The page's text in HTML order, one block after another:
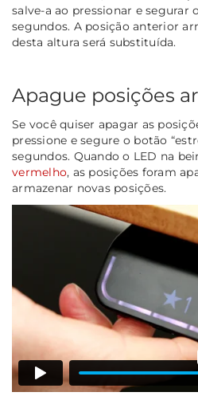
salve-a ao pressionar e segurar
segundos. A posição anterior
desta altura será substituída.
Apague posições
Se você quiser apagar as
pressione e segure o botão
segundos. Quando o LED na
vermelho, as posições foram
armazenar novas posições.